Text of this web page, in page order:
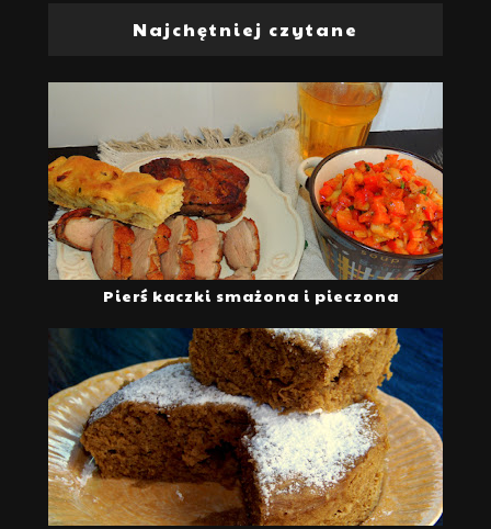
Najchętniej czytane
Pierś kaczki smażona i pieczona